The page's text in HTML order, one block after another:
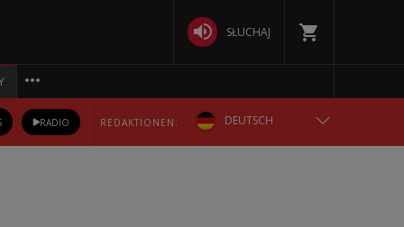
SŁUCHAJ
RADIO REDAKTIONEN: DEUTSCH